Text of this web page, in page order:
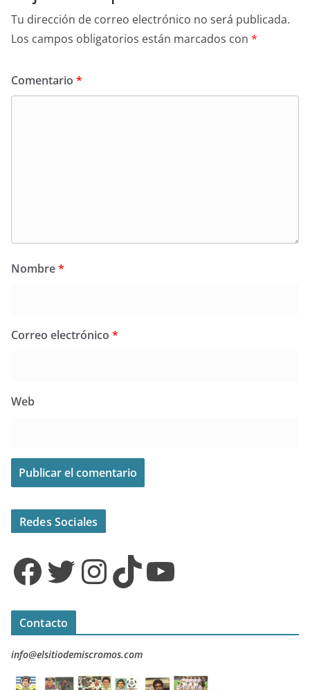
Tu dirección de correo electrónico no será publicada.
Los campos obligatorios están marcados con *
Comentario *
Nombre*
Correo electrónico *
Web
Redes Sociales
Facebook Twitter InstagramTikTok YouTube
Contacto
info@elsitiodemiscromos.com